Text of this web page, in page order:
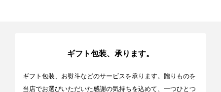
ギフト包装、承ります。
ギフト包装、お熨斗などのサービスを承ります。贈りものを
当店でお選びいただいた感謝の気持ちを込めて、一つひとつ